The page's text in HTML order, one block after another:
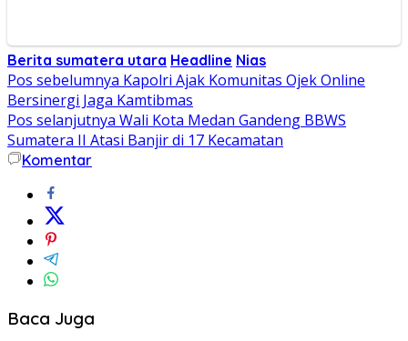
Berita sumatera utara Headline Nias
Navigasi
pos
Pos sebelumnya Kapolri Ajak Komunitas Ojek Online
Bersinergi Jaga Kamtibmas
Pos selanjutnya Wali Kota Medan Gandeng BBWS
Sumatera II Atasi Banjir di 17 Kecamatan
Komentar
Baca Juga